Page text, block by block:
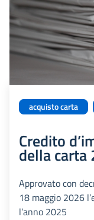
acquisto carta
Credito
della carta
Approvato con
18 maggio 2026
l’anno 2025